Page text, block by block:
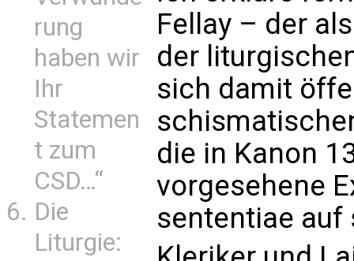
rung
haben wir
Ihr
Statemen
t zum
CSD…“
Die
Liturgie:
Fellay – der
der
sich damit
die in Kanon
vorgesehene
sententiae auf